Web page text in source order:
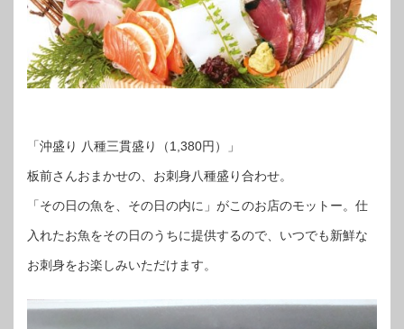
「沖盛り 八種三貫盛り（1,380円）」
板前さんおまかせの、お刺身八種盛り合わせ。
「その日の魚を、その日の内に」がこのお店のモットー。仕
入れたお魚をその日のうちに提供するので、いつでも新鮮な
お刺身をお楽しみいただけます。